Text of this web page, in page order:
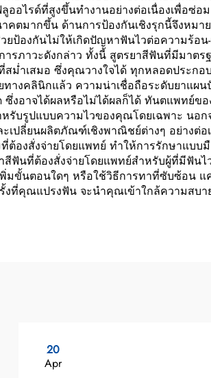
ออไรด์ที่สูงขึ้นทำงานอย่างต่อเนื่องเพื่อซ่อ
คตมากขึ้น ด้านการป้องกันเชิงรุกนี้จึงหมา
ป้องกันไม่ให้เกิดปัญหาฟันไวต่อความร้อน
รภาวะดังกล่าว ทั้งนี้ สูตรยาสีฟันที่มีมาตร
ม่ำเสมอ ซึ่งคุณวางใจได้ ทุกหลอดประกอ
างคลินิกแล้ว ความน่าเชื่อถือระดับยาแผน
งอาจได้ผลหรือไม่ได้ผลก็ได้ ทันตแพทย์ข
รับรูปแบบความไวของคุณโดยเฉพาะ นอ
เปลี่ยนผลิตภัณฑ์เชิงพาณิชย์ต่างๆ อย่างต่อ
องสั่งจ่ายโดยแพทย์ ทำให้การรักษาแบบ
สีฟันที่ต้องสั่งจ่ายโดยแพทย์สำหรับผู้ที่มีฟันไ
พิ่มขั้นตอนใดๆ หรือใช้วิธีการทาที่ซับซ้อน
ที่คุณแปรงฟัน จะนำคุณเข้าใกล้ความสบา
20
Apr